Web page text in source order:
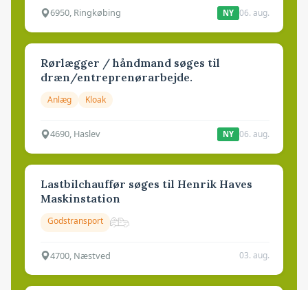
6950, Ringkøbing NY 06. aug.
Rørlægger / håndmand søges til
dræn/entreprenørarbejde.
Anlæg Kloak
4690, Haslev NY 06. aug.
Lastbilchauffør søges til Henrik Haves
Maskinstation
Godstransport
4700, Næstved 03. aug.